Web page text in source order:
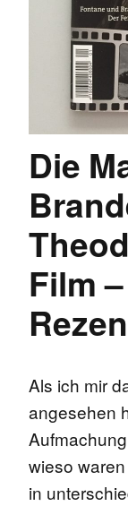
Die
Film
Als ich mir
angesehen
wieso waren
in